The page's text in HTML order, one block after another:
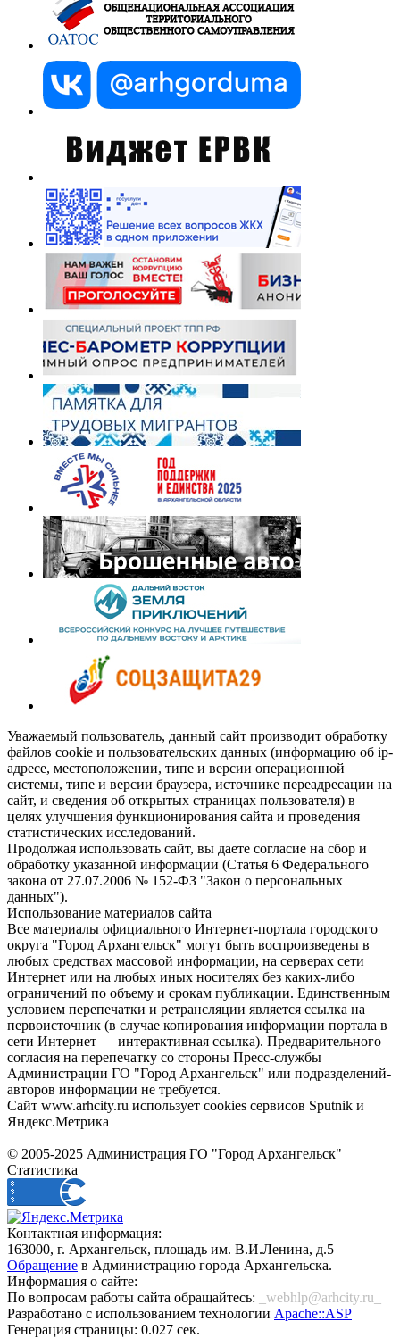
Уважаемый пользователь, данный сайт производит обработку
файлов cookie и пользовательских данных (информацию об ip-
адресе, местоположении, типе и версии операционной
системы, типе и версии браузера, источнике переадресации на
сайт, и сведения об открытых страницах пользователя) в
целях улучшения функционирования сайта и проведения
статистических исследований.
Продолжая использовать сайт, вы даете согласие на сбор и
обработку указанной информации (Статья 6 Федерального
закона от 27.07.2006 № 152-ФЗ "Закон о персональных
данных").
Использование материалов сайта
Все материалы официального Интернет-портала городского
округа "Город Архангельск" могут быть воспроизведены в
любых средствах массовой информации, на серверах сети
Интернет или на любых иных носителях без каких-либо
ограничений по объему и срокам публикации. Единственным
условием перепечатки и ретрансляции является ссылка на
первоисточник (в случае копирования информации портала в
сети Интернет — интерактивная ссылка). Предварительного
согласия на перепечатку со стороны Пресс-службы
Администрации ГО "Город Архангельск" или подразделений-
авторов информации не требуется.
Сайт www.arhcity.ru использует cookies сервисов Sputnik и
Яндекс.Метрика
© 2005-2025 Администрация ГО "Город Архангельск"
Статистика
Контактная информация:
163000, г. Архангельск, площадь им. В.И.Ленина, д.5
Обращение в Администрацию города Архангельска.
Информация о сайте:
По вопросам работы сайта обращайтесь:
_webhlp@arhcity.ru_
Разработано с использованием технологии Apache::ASP
Генерация страницы: 0.027 сек.